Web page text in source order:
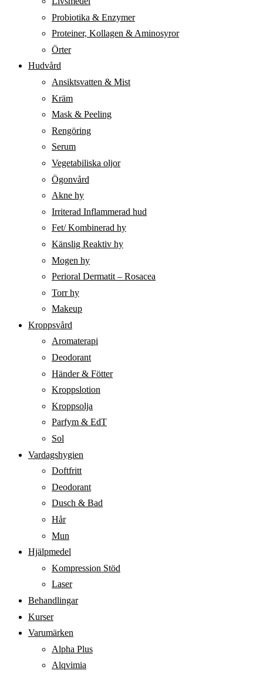
Probiotika & Enzymer
Proteiner, Kollagen & Aminosyror
Örter
Hudvård
Ansiktsvatten & Mist
Kräm
Mask & Peeling
Rengöring
Serum
Vegetabiliska oljor
Ögonvård
Akne hy
Irriterad Inflammerad hud
Fet/ Kombinerad hy
Känslig Reaktiv hy
Mogen hy
Perioral Dermatit – Rosacea
Torr hy
Makeup
Kroppsvård
Aromaterapi
Deodorant
Händer & Fötter
Kroppslotion
Kroppsolja
Parfym & EdT
Sol
Vardagshygien
Doftfritt
Deodorant
Dusch & Bad
Hår
Mun
Hjälpmedel
Kompression Stöd
Laser
Behandlingar
Kurser
Varumärken
Alpha Plus
Alqvimia